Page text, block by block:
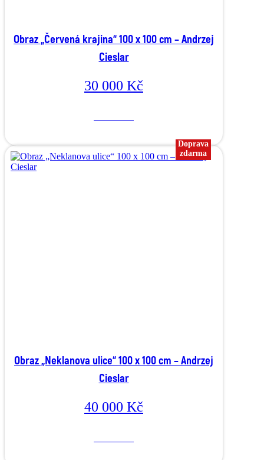
Obraz „Červená krajina“ 100 x 100 cm – Andrzej
Cieslar
30 000 Kč
Doprava
zdarma
Obraz „Neklanova ulice“ 100 x 100 cm – Andrzej
Cieslar
40 000 Kč